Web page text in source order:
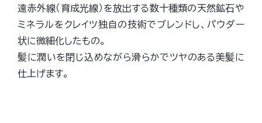
遠赤外線（育成光線）を放出する数十種類の天然鉱石や
ミネラルをクレイツ独自の技術でブレンドし、パウダー
状に微細化したもの。
髪に潤いを閉じ込めながら滑らかでツヤのある美髪に
仕上げます。